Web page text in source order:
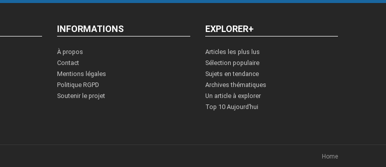
INFORMATIONS
À propos
Contact
Mentions légales
Politique RGPD
Soutenir le projet
EXPLORER+
Articles les plus lus
Sélection populaire
Sujets en tendance
Archives thématiques
Un article à explorer
Top 10 Aujourd’hui
Home